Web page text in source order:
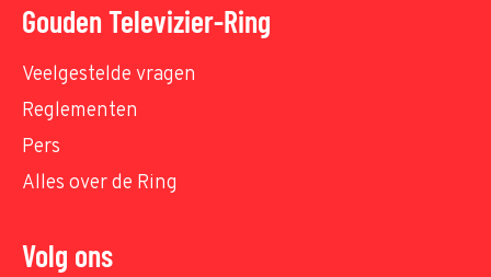
Gouden Televizier-Ring
Veelgestelde vragen
Reglementen
Pers
Alles over de Ring
Volg ons